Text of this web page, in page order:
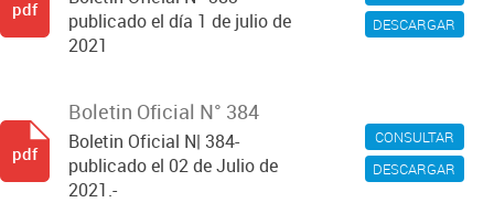
DESCARGAR
publicado el día 1 de julio de
2021
pdf
CONSULTAR
DESCARGAR
Boletin Oficial N° 384
Boletin Oficial N| 384-
publicado el 02 de Julio de
2021.-
pdf